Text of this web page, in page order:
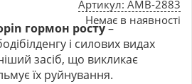
Артикул: AMB-2883
Немає в наявності
гормон росту–
і силових видах
засіб, що викликає
їх руйнування.